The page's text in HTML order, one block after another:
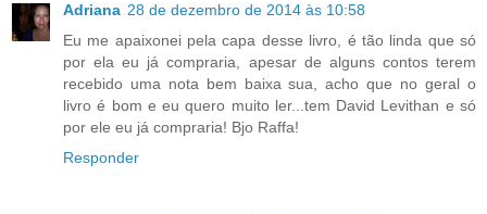
Adriana 28 de dezembro de 2014 às 10:58
Eu me apaixonei pela capa desse livro, é tão linda que só
por ela eu já compraria, apesar de alguns contos terem
recebido uma nota bem baixa sua, acho que no geral o
livro é bom e eu quero muito ler...tem David Levithan e só
por ele eu já compraria! Bjo Raffa!
Responder